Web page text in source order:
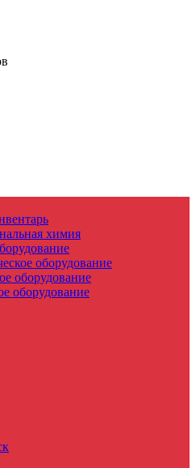
химия
оборудование
оборудование
оборудование